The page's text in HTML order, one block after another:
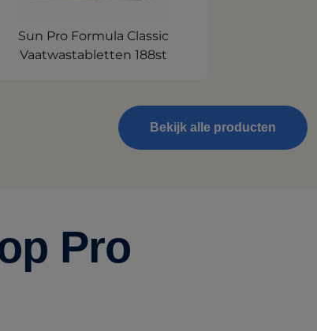
Sun Pro Formula Classic
Vaatwastabletten 188st
Bekijk alle producten
Pro